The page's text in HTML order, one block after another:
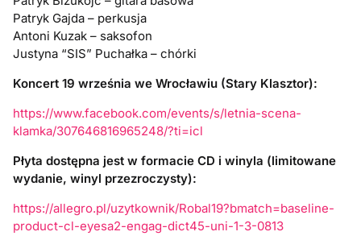
Patryk Gajda – perkusja
Antoni Kuzak – saksofon
Justyna “SIS” Puchałka – chórki
Koncert 19 września we Wrocławiu (Stary Klasztor):
https://www.facebook.com/events/s/letnia-scena-
klamka/307646816965248/?ti=icl
Płyta dostępna jest w formacie CD i winyla (limitowane
wydanie, winyl przezroczysty):
https://allegro.pl/uzytkownik/Robal19?bmatch=baseline-
product-cl-eyesa2-engag-dict45-uni-1-3-0813